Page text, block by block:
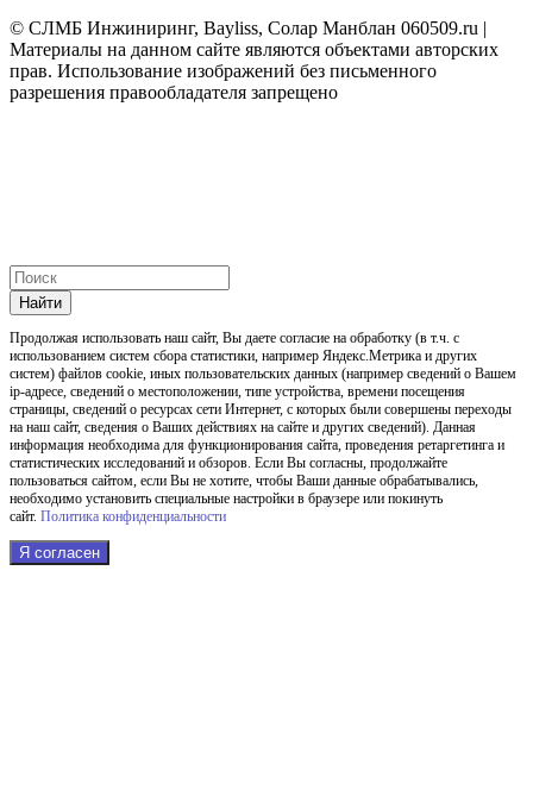
© СЛМБ Инжиниринг, Bayliss, Солар Манблан 060509.ru |
Материалы на данном сайте являются объектами авторских
прав. Использование изображений без письменного
разрешения правообладателя запрещено
Найти
Продолжая использовать наш cайт, Вы даете согласие на обработку (в т.ч. с
использованием систем сбора статистики, например Яндекс.Метрика и других
систем) файлов cookie, иных пользовательских данных (например сведений о Вашем
ip-адресе, сведений о местоположении, типе устройства, времени посещения
страницы, сведений о ресурсах сети Интернет, с которых были совершены переходы
на наш сайт, сведения о Ваших действиях на сайте и других сведений). Данная
информация необходима для функционирования сайта, проведения ретаргетинга и
статистических исследований и обзоров. Если Вы согласны, продолжайте
пользоваться сайтом, если Вы не хотите, чтобы Ваши данные обрабатывались,
необходимо установить специальные настройки в браузере или покинуть
сайт. Политика конфиденциальности
Я согласен